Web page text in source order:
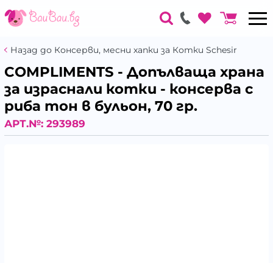
Назад до Консерви, месни хапки за Котки Schesir
COMPLIMENTS - Допълваща храна
за израснали котки - консерва с
риба тон в бульон, 70 гр.
АРТ.№: 293989